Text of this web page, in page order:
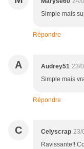
Simple mais
Répondre
A Audrey51 23/
Simple mais
Répondre
C Celyscrap 23/
Ravissante!!